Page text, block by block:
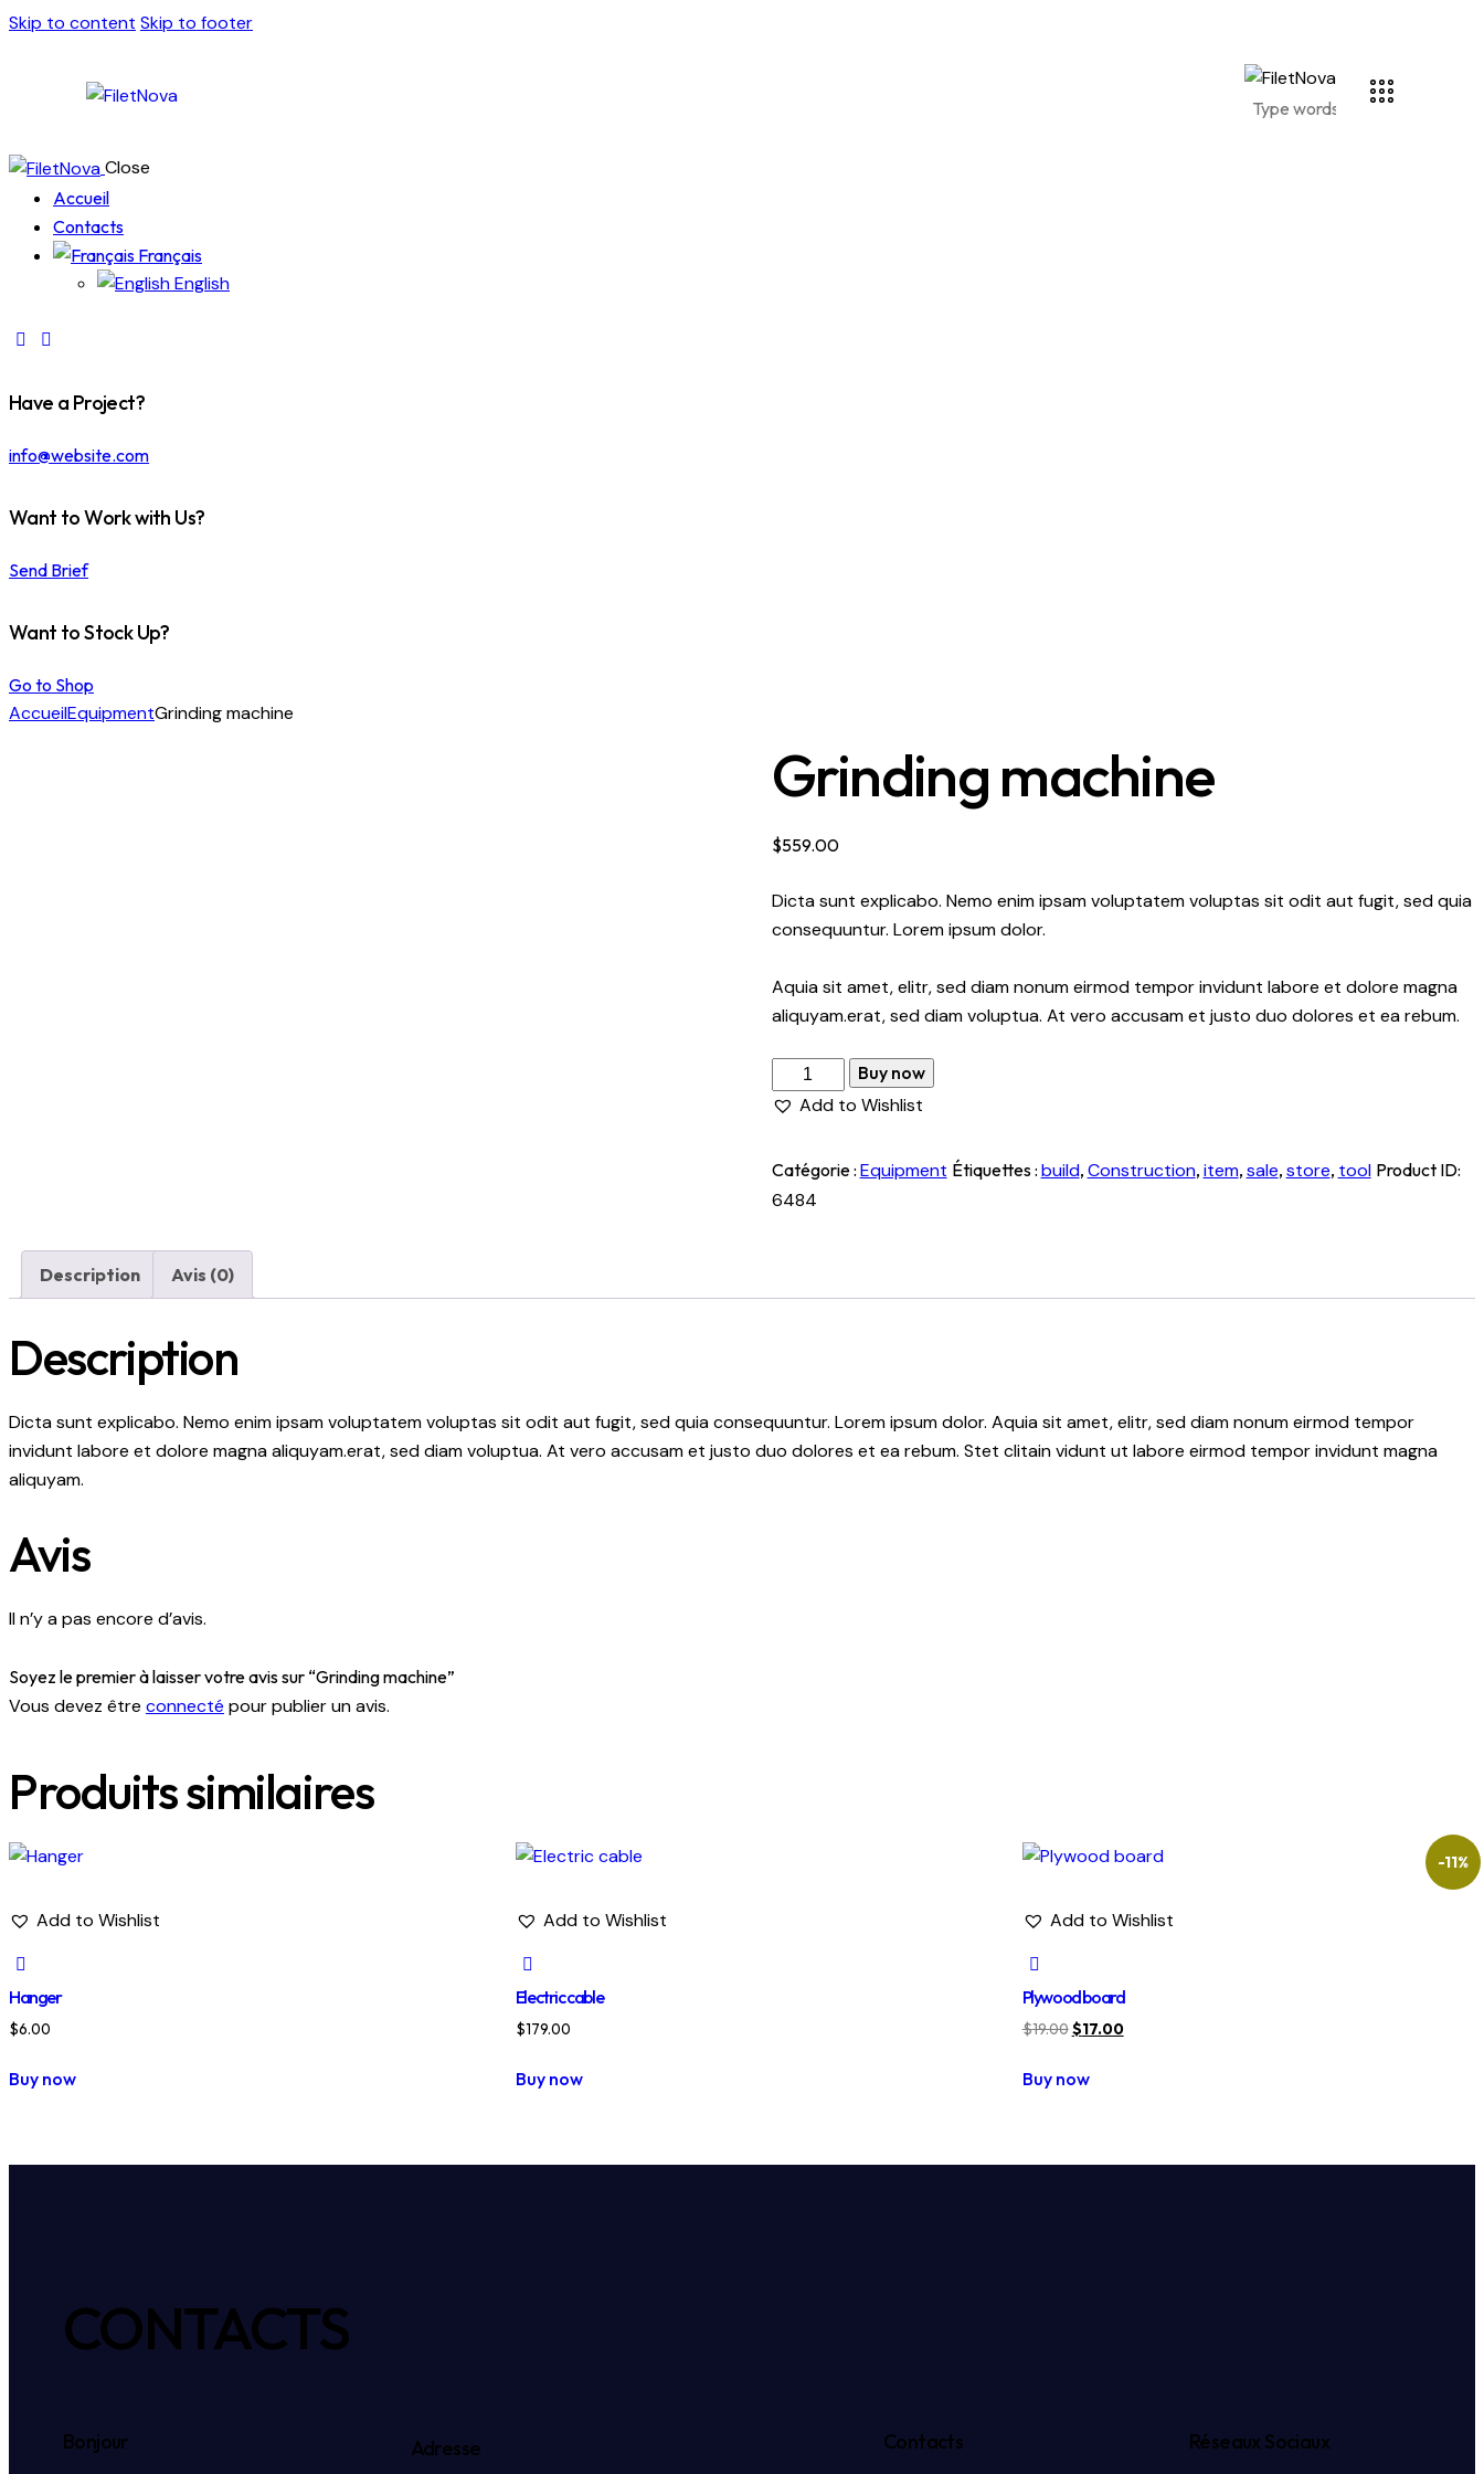
Skip to content Skip to footer
Close
Accueil
Contacts
Français
English
Have a Project?
info@website.com
Want to Work with Us?
Send Brief
Want to Stock Up?
Go to Shop
AccueilEquipmentGrinding machine
Grinding machine
$559.00
Dicta sunt explicabo. Nemo enim ipsam voluptatem voluptas sit odit aut fugit, sed quia
consequuntur. Lorem ipsum dolor.
Aquia sit amet, elitr, sed diam nonum eirmod tempor invidunt labore et dolore magna
aliquyam.erat, sed diam voluptua. At vero accusam et justo duo dolores et ea rebum.
Buy now
Add to Wishlist
Catégorie : Equipment Étiquettes : build, Construction, item, sale, store, tool Product ID:
6484
Description Avis (0)
Description
Dicta sunt explicabo. Nemo enim ipsam voluptatem voluptas sit odit aut fugit, sed quia consequuntur. Lorem ipsum dolor. Aquia sit amet, elitr, sed diam nonum eirmod tempor
invidunt labore et dolore magna aliquyam.erat, sed diam voluptua. At vero accusam et justo duo dolores et ea rebum. Stet clitain vidunt ut labore eirmod tempor invidunt magna
aliquyam.
Avis
Il n’y a pas encore d’avis.
Soyez le premier à laisser votre avis sur “Grinding machine”
Vous devez être connecté pour publier un avis.
Produits similaires
Add to Wishlist
Hanger
$6.00
Buy now
Add to Wishlist
Electric cable
$179.00
Buy now
-11%
Add to Wishlist
Plywood board
$19.00$17.00
Buy now
CONTACTS
Bonjour Adresse Contacts Réseaux Sociaux